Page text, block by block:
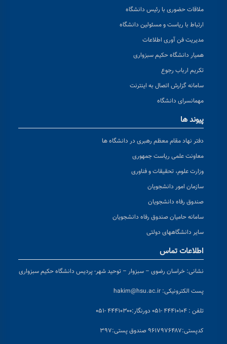
ملاقات حضوری با رئیس دانشگاه
ارتباط با ریاست و مسئولین دانشگاه
مدیریت فن آوری اطلاعات
همیار دانشگاه حکیم سبزواری
تکریم ارباب رجوع
سامانه گزارش اتصال به اینترنت
مهمانسرای دانشگاه
پیوند ها
دفتر نهاد مقام معظم رهبری در دانشگاه ها
معاونت علمی ریاست جمهوری
وزارت علوم، تحقیقات و فناوری
سازمان امور دانشجویان
صندوق رفاه دانشجویان
سامانه حامیان صندوق رفاه دانشجویان
سایر دانشگاههای دولتی
اطلاعات تماس
نشانی: خراسان رضوی – سبزوار – توحید شهر- پردیس دانشگاه حکیم سبزواری
پست الکترونیکی: hakim@hsu.ac.ir
تلفن : ۴۴۴۱۰۱۰۴ -۰۵۱ دورنگار:۴۴۴۱۰۳۰۰ -۰۵۱
کدپستی:۹۶۱۷۹۷۶۴۸۷ صندوق پستی:۳۹۷